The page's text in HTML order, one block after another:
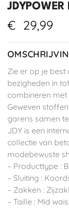
€ 29,99
Zie er op je best
bezigheden in
combineren
Geweven
garens samen
JDY is een
collectie van
modebewuste
– Producttype :
– Sluiting :
– Zakken :
– Taille : Mid